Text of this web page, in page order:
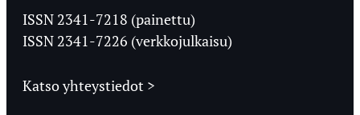
Ylioppilaslehti
ISSN 2341-7218 (painettu)
ISSN 2341-7226 (verkkojulkaisu)
Katso yhteystiedot >